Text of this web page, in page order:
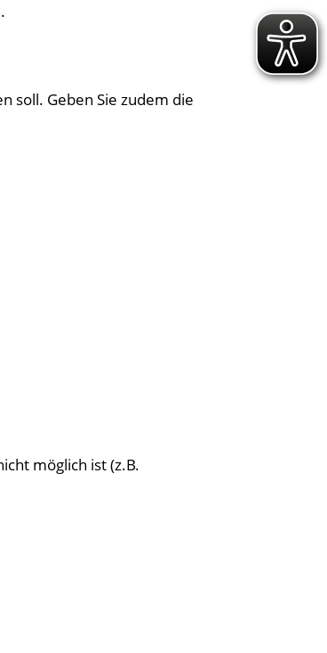
soll. Geben Sie zudem die
möglich ist (z.B.